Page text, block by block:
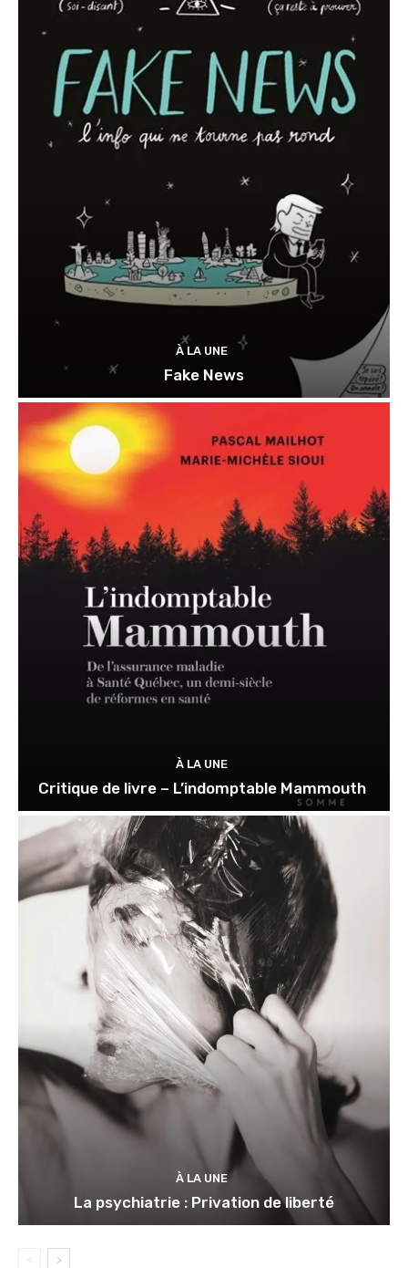
À LA UNE
Fake News
À LA UNE
Critique de livre – L’indomptable Mammouth
À LA UNE
La psychiatrie : Privation de liberté